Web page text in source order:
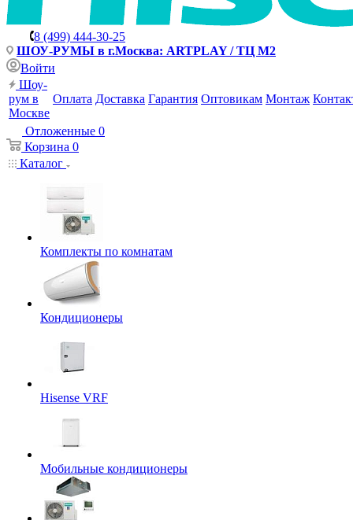
8 (499) 444-30-25
ШОУ-РУМЫ в г.Москва: ARTPLAY / ТЦ М2
Войти
Шоу-
рум в
Москве
Оплата Доставка Гарантия Оптовикам Монтаж
Отложенные 0
Корзина 0
Каталог
Комплекты по комнатам
Кондиционеры
Hisense VRF
Мобильные кондиционеры